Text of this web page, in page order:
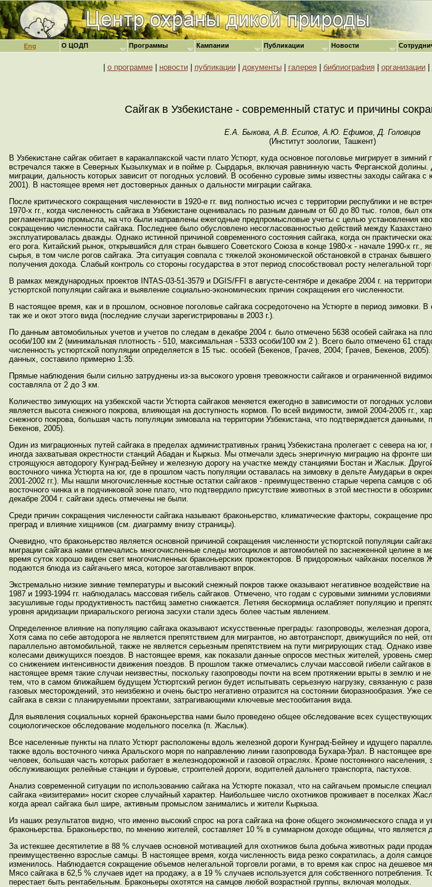
Eng
о программе| новости| публикации| документы| галерея| библиография| организации|
Сайгак в Узбекистане - современный статус и причины
Е.А. Быкова, А.В. Есипов, А.Ю. Ефимов, Д. Головцов
(Институт зоологии, Ташкент)
В Узбекистане сайгак обитает в каракалпакской части плато Устюрт, куда основное поголовье мигрирует в
встречался также в Северных Кызылкумах и в пойме р. Сырдарья, включая равнинную часть Ферганской долины.
миграции, дальность которых зависит от погодных условий. В особенно суровые зимы известны заходы сайгака
2001). В настоящее время нет достоверных данных о дальности миграции сайгака.
После критического сокращения численности в 1920-е гг. вид полностью исчез с территории республики и не
1970-х гг., когда численность сайгака в Узбекистане оценивалась по разным данным от 60 до 80 тыс. голов, был
регламентацию промысла, на что были направлены ежегодные предпромысловые учеты с целью установления
сокращению численности сайгака. Последнее было обусловлено несогласованностью действий между
эксплуатировалась дважды. Однако истинной причиной современного состояния сайгака, когда он практически
его рога. Китайский рынок, открывшийся для стран бывшего Советского Союза в конце 1980-х - начале 1990-х гг.,
сырья, в том числе рогов сайгака. Эта ситуация совпала с тяжелой экономической обстановкой в странах
получения дохода. Слабый контроль со стороны государства в этот период способствовал росту нелегальной
В рамках международных проектов INTAS-03-51-3579 и DGIS/FFI в августе-сентябре и декабре 2004 г. на
устюртской популяции сайгака и выявление социально-экономических причин сокращения его численности.
В настоящее время, как и в прошлом, основное поголовье сайгака сосредоточено на Устюрте в период зимовки. В
так же и окот этого вида (последние случаи зарегистрированы в 2003 г.).
По данным автомобильных учетов и учетов по следам в декабре 2004 г. было отмечено 5638 особей сайгака на
особи/100 км 2 (минимальная плотность - 510, максимальная - 5333 особи/100 км 2 ). Всего было отмечено 61
численность устюртской популяции определяется в 15 тыс. особей (Бекенов, Грачев, 2004; Грачев, Бекенов,
данных, составило примерно 1:35.
Прямые наблюдения были сильно затруднены из-за высокого уровня тревожности сайгаков и ограниченной
составляла от 2 до 3 км.
Количество зимующих на узбекской части Устюрта сайгаков меняется ежегодно в зависимости от погодных
является высота снежного покрова, влияющая на доступность кормов. По всей видимости, зимой 2004-2005 гг.,
снежного покрова, большая часть популяции зимовала на территории Узбекистана, что подтверждается данными,
Бекенов, 2005).
Один из миграционных путей сайгака в пределах административных границ Узбекистана пролегает с севера на
иногда захватывая окрестности станций Абадан и Кыркыз. Мы отмечали здесь энергичную миграцию на фронте
строящуюся автодорогу Кунград-Бейнеу и железную дорогу на участке между станциями Бостан и Жаслык.
восточного чинка Устюрта на юг, где в прошлом часть популяции оставалась на зимовку в дельте Амударьи в
2001-2002 гг.). Мы нашли многочисленные костные остатки сайгаков - преимущественно старые черепа самцов с
восточного чинка и в подчинковой зоне плато, что подтвердило присутствие животных в этой местности в
декабре 2004 г. сайгаки здесь отмечены не были.
Среди причин сокращения численности сайгака называют браконьерство, климатические факторы, сокращение
преград и влияние хищников (см. диаграмму внизу страницы).
Очевидно, что браконьерство является основной причиной сокращения численности устюртской популяции
миграции сайгака нами отмечались многочисленные следы мотоциклов и автомобилей по заснеженной целине в
время суток хорошо виден свет многочисленных браконьерских прожекторов. В придорожных чайханах поселков
подаются блюда из сайгачьего мяса, которое заготавливают впрок.
Экстремально низкие зимние температуры и высокий снежный покров также оказывают негативное воздействие
1987 и 1993-1994 гг. наблюдалась массовая гибель сайгаков. Отмечено, что годам с суровыми зимними
засушливые годы продуктивность пастбищ заметно снижается. Летняя бескормица ослабляет популяцию и
уровня аридизации приаральского региона засухи стали здесь более частым явлением.
Определенное влияние на популяцию сайгака оказывают искусственные преграды: газопроводы, железная
Хотя сама по себе автодорога не является препятствием для мигрантов, но автотранспорт, движущийся по ней,
параллельно автомобильной, также не является серьезным препятствием на пути мигрирующих стад. Однако
колесами движущихся поездов. В настоящее время, как показали данные опросов местных жителей, уровень
со снижением интенсивности движения поездов. В прошлом также отмечались случаи массовой гибели сайгаков
настоящее время такие случаи неизвестны, поскольку газопроводы почти на всем протяжении врыты в землю и
тем, что в самом ближайшем будущем Устюртский регион будет испытывать серьезную нагрузку, связанную с
газовых месторождений, это неизбежно и очень быстро негативно отразится на состоянии биоразнообразия. Уже
сайгака в связи с планируемыми проектами, затрагивающими ключевые местообитания вида.
Для выявления социальных корней браконьерства нами было проведено общее обследование всех
социологическое обследование модельного поселка (п. Жаслык).
Все населенные пункты на плато Устюрт расположены вдоль железной дороги Кунград-Бейнеу и идущего
также вдоль восточного чинка Аральского моря по направлению линии газопровода Бухара-Урал. В настоящее
человек, большая часть которых работает в железнодорожной и газовой отраслях. Кроме постоянного
обслуживающих релейные станции и буровые, строителей дороги, водителей дальнего транспорта, пастухов.
Анализ современной ситуации по использованию сайгака на Устюрте показал, что на сайгачьем промысле
сайгака «визитерами» носит скорее случайный характер. Наибольшее число охотников проживает в поселках
когда ареал сайгака был шире, активным промыслом занимались и жители Кыркыза.
Из наших результатов видно, что именно высокий спрос на рога сайгака на фоне общего экономического спада и
браконьерства. Браконьерство, по мнению жителей, составляет 10 % в суммарном доходе общины, что
За истекшее десятилетие в 88 % случаев основной мотивацией для охотников была добыча животных ради
преимущественно взрослые самцы. В настоящее время, когда численность вида резко сократилась, а доля
изменилось. Наблюдается сокращение объемов нелегальной торговли рогами, в то время как спрос на дешевое
Мясо сайгака в 62,5 % случаев идет на продажу, а в 19 % случаев используется для собственного потребления.
перестает быть рентабельным. Браконьеры охотятся на самцов любой возрастной группы, включая молодых.
О ЦОДП Программы Кампании Публикации Новости